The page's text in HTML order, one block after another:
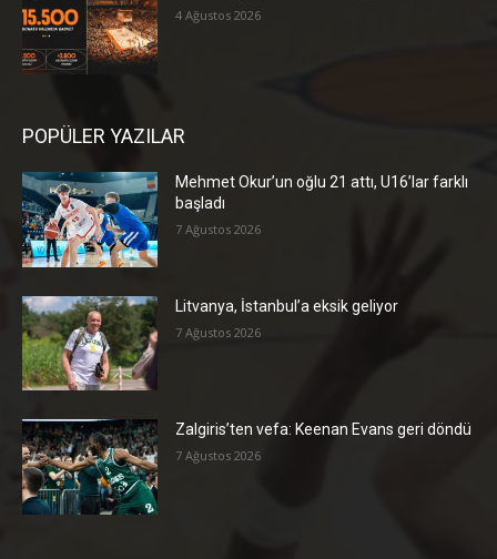
4 Ağustos 2026
POPÜLER YAZILAR
Mehmet Okur’un oğlu 21 attı, U16’lar farklı
başladı
7 Ağustos 2026
Litvanya, İstanbul’a eksik geliyor
7 Ağustos 2026
Zalgiris’ten vefa: Keenan Evans geri döndü
7 Ağustos 2026